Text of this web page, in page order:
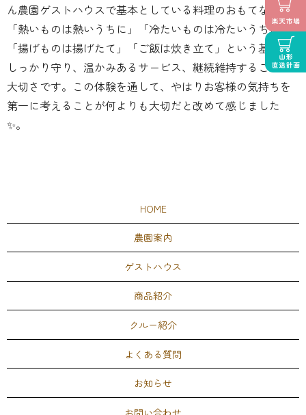
ん農園ゲストハウスで基本としている料理のおもてなしは
「熱いものは熱いうちに」「冷たいものは冷たいうちに」
「揚げものは揚げたて」「ご飯は炊き立て」という基本を
しっかり守り、温かみあるサービス、継続維持することの
大切さです。この体験を通して、やはりお客様の気持ちを
第一に考えることが何よりも大切だと改めて感じました
✨。
HOME
農園案内
ゲストハウス
商品紹介
クルー紹介
よくある質問
お知らせ
お問い合わせ